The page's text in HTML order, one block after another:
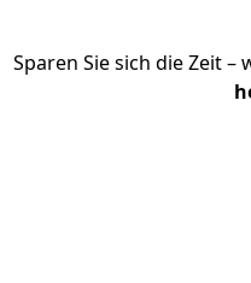
Sparen Sie sich die Zeit